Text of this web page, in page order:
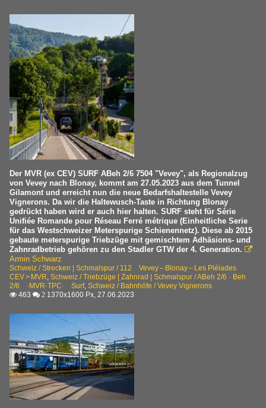
Der MVR (ex CEV) SURF ABeh 2/6 7504 "Vevey", als Regionalzug
von Vevey nach Blonay, kommt am 27.05.2023 aus dem Tunnel
Gilamont und erreicht nun die neue Bedarfshaltestelle Vevey
Vignerons. Da wir die Haltewusch-Taste in Richtung Blonay
gedrückt haben wird er auch hier halten. SURF steht für Série
Unifiée Romande pour Réseau Ferré métrique (Einheitliche Serie
für das Westschweizer Meterspurige Schienennetz). Diese ab 2015
gebaute meterspurige Triebzüge mit gemischtem Adhäsions- und
Zahnradbetrieb gehören zu den Stadler GTW der 4. Generation. 
Armin Schwarz
Schweiz / Strecken | Schmalspur / 112 Vevey – Blonay – Les Pléiades
CEV > MVR Schweiz / Triebzüge | Zahnrad | Schmalspur / ABeh 2/6 · Beh
2/6 ·MVR·TPC· Surf, Schweiz / Bahnhöfe / Vevey Vignerons
 463  2 1370x1600 Px, 27.06.2023